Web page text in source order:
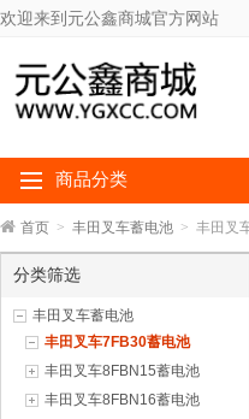
欢迎来到元公鑫商城官方网站
商品分类
首页 > 丰田叉车蓄电池 > 丰田叉
分类筛选
丰田叉车蓄电池
丰田叉车7FB30蓄电池
丰田叉车8FBN15蓄电池
丰田叉车8FBN16蓄电池